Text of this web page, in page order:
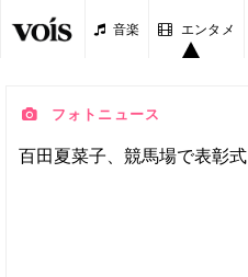
音楽 エンタメ
フォトニュース
百田夏菜子、競馬場で表彰式